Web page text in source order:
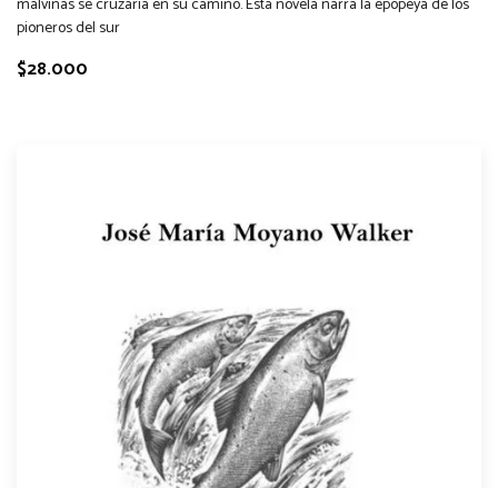
malvinas se cruzaría en su camino. Esta novela narra la epopeya de los
pioneros del sur
$28.000